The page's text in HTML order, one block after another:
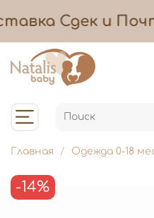
Сдек и
Главная Одежда 0-18
-14%